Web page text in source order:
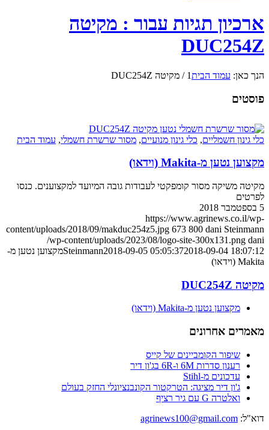
ארכיון תגיות עבור : מקיטה
DUC254Z
הנך כאן: עמוד הבית1
/ מקיטה DUC254Z
פוסטים
כלי גינון חשמליים, כלי גינון מנועיים, מסור שרשרת חשמלי, עמוד הבית
מקצוען נטען מ-Makita (וידאו)
מקיטה משיקה מסור קומפקטי לעבודות גובה המיועד למקצוענים. כנסו
לפרטים
5 בספטמבר 2018
https://www.agrinews.co.il/wp-
content/uploads/2018/09/makduc254z5.jpg 673 800 dani Steinmann
/wp-content/uploads/2023/08/logo-site-300x131.png dani
Steinmann2018-09-05 05:05:372018-09-04 18:07:12
מקצוען נטען מ-
Makita (וידאו)
מקיטה DUC254Z
מקצוען נטען מ-Makita (וידאו)
מאמרים אחרונים
שיפור הקומביינים של קייס
רענון סדרות 6M ו-6R בג'ון דיר
עדכונים מ-Stihl
ג'ון דיר מציגה: הטרקטור הקונבנציונלי החזק בעולם
ואלטרה G עם גיר רציף
דוא"ל: agrinews100@gmail.com